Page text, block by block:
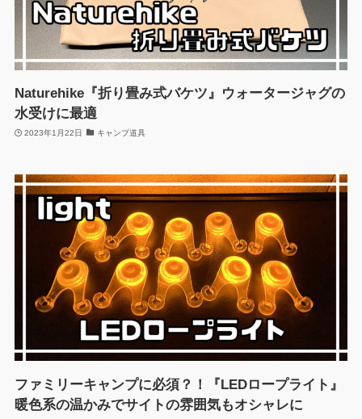
Naturehike『折り畳み式バケツ』ウォータージャグの
水受けに最適
2023年1月22日 キャンプ道具
ファミリーキャンプに必須？！『LEDロープライト』
暖色系の温かみでサイトの雰囲気もオシャレに